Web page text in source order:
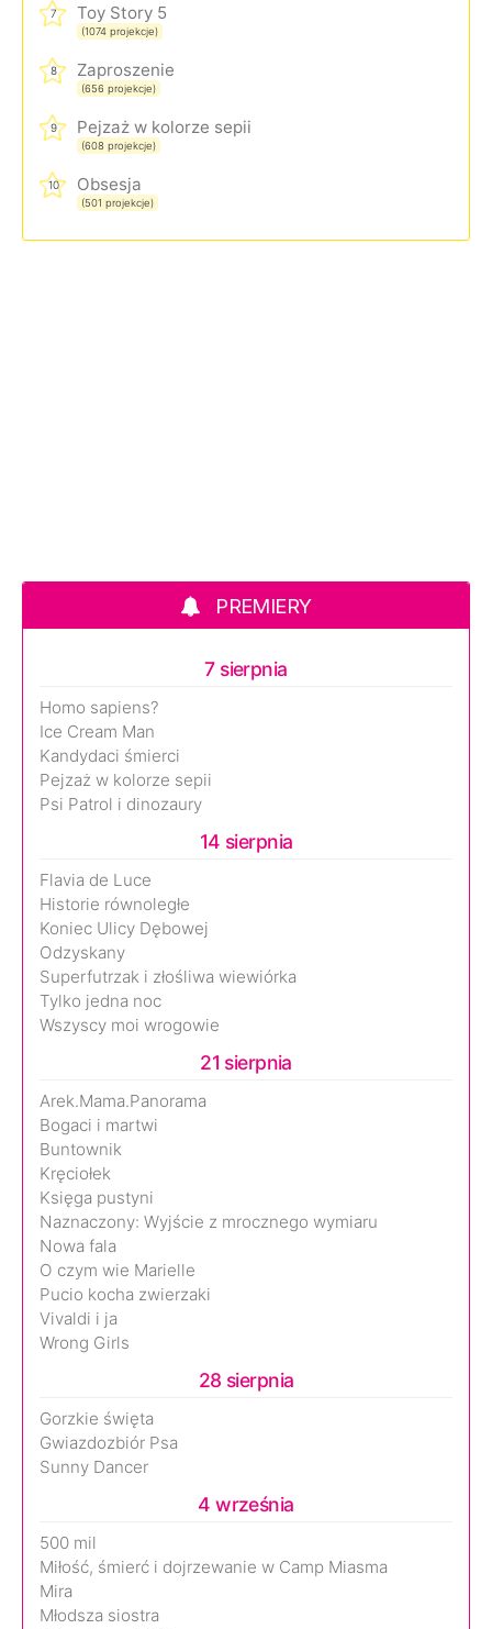
7 Toy Story 5
(1074 projekcje)
8 Zaproszenie
(656 projekcje)
9 Pejzaż w kolorze sepii
(608 projekcje)
10 Obsesja
(501 projekcje)
PREMIERY
7 sierpnia
Homo sapiens?
Ice Cream Man
Kandydaci śmierci
Pejzaż w kolorze sepii
Psi Patrol i dinozaury
14 sierpnia
Flavia de Luce
Historie równoległe
Koniec Ulicy Dębowej
Odzyskany
Superfutrzak i złośliwa wiewiórka
Tylko jedna noc
Wszyscy moi wrogowie
21 sierpnia
Arek.Mama.Panorama
Bogaci i martwi
Buntownik
Kręciołek
Księga pustyni
Naznaczony: Wyjście z mrocznego wymiaru
Nowa fala
O czym wie Marielle
Pucio kocha zwierzaki
Vivaldi i ja
Wrong Girls
28 sierpnia
Gorzkie święta
Gwiazdozbiór Psa
Sunny Dancer
4 września
500 mil
Miłość, śmierć i dojrzewanie w Camp Miasma
Mira
Młodsza siostra